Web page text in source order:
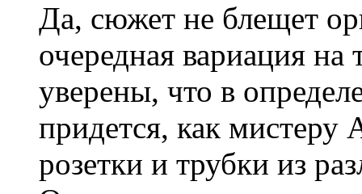
Да, сюжет не блещет
очередная вариация
уверены, что в
придется, как мистеру
розетки и трубки из